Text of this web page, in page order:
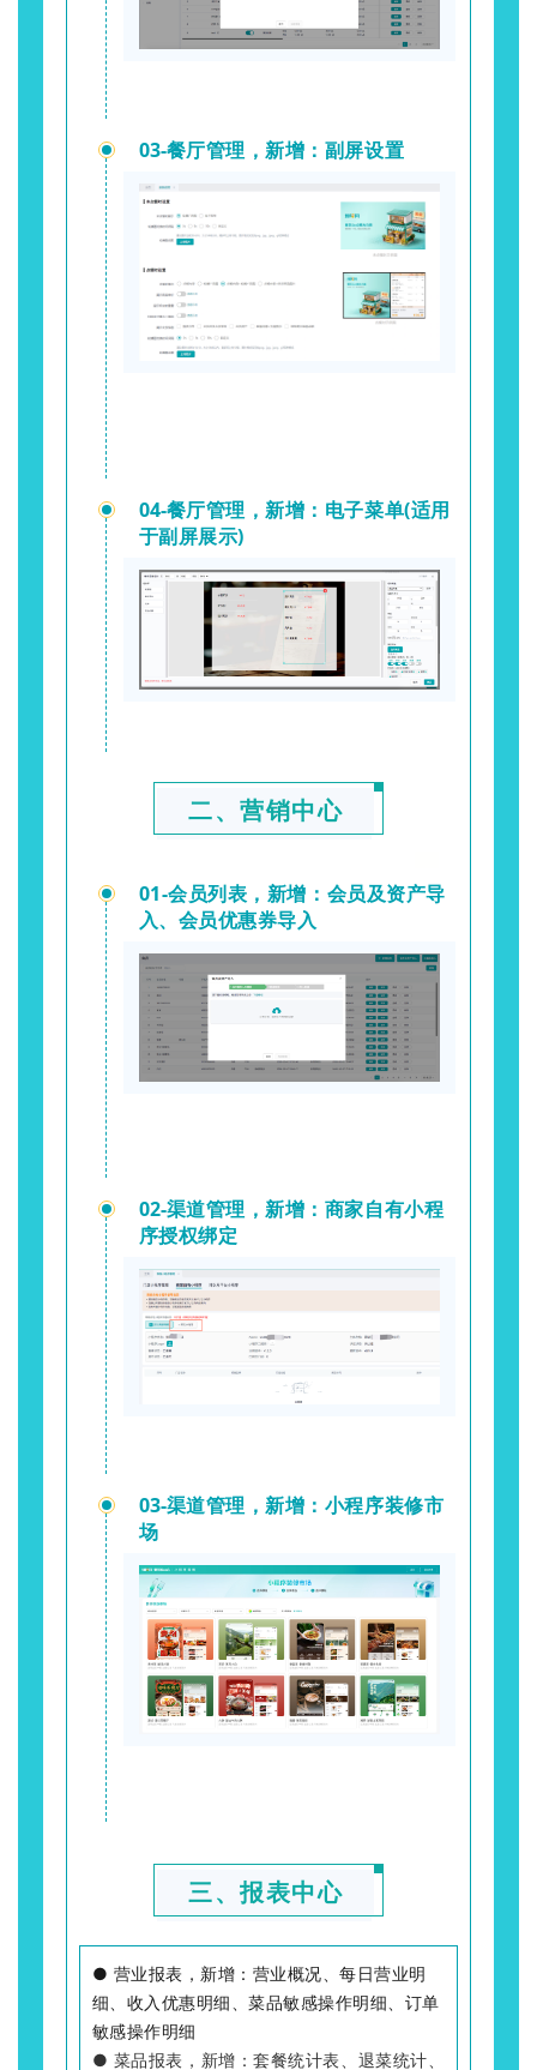
03-餐厅管理，新增：副屏设置
04-餐厅管理，新增：电子菜单(适用
于副屏展示)
二、营销中心
01-会员列表，新增：会员及资产导
入、会员优惠券导入
02-渠道管理，新增：商家自有小程
序授权绑定
03-渠道管理，新增：小程序装修市
场
三、报表中心
● 营业报表，新增：营业概况、每日营业明
细、收入优惠明细、菜品敏感操作明细、订单
敏感操作明细
● 菜品报表，新增：套餐统计表、退菜统计、